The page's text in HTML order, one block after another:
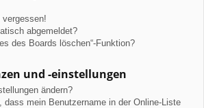
vergessen!
abgemeldet?
des Boards löschen“-Funktion?
und -einstellungen
ändern?
dass mein Benutzername in der Online-Liste